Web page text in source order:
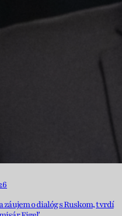
záujem o dialóg s Ruskom, tvrdí